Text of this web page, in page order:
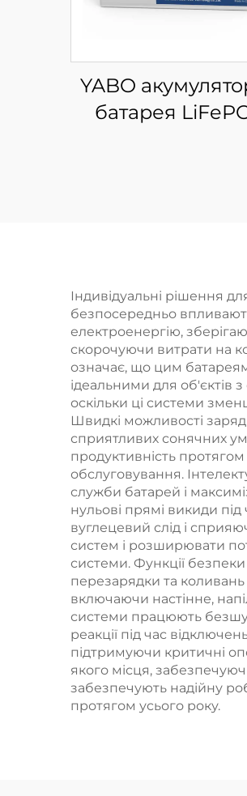
YABO
батарея
будинку,
цикли,
літій-залізо-
для
човнів, UPS
Індивідуальні рішення
безпосередньо
електроенергію,
скорочуючи витрати на
означає, що цим
ідеальними для
оскільки ці системи
Швидкі можливості
сприятливих сонячних
продуктивність
обслуговування.
служби батарей і
нульові прямі викиди
вуглецевий слід і
систем і розширювати
системи. Функції
перезарядки та коливань
включаючи настінне,
системи працюють
реакції під час
підтримуючи критичні
якого місця,
забезпечують надійну
протягом усього року.